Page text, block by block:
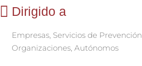
Dirigido a
Empresas, Servicios de Prevención,
Organizaciones, Autónomos